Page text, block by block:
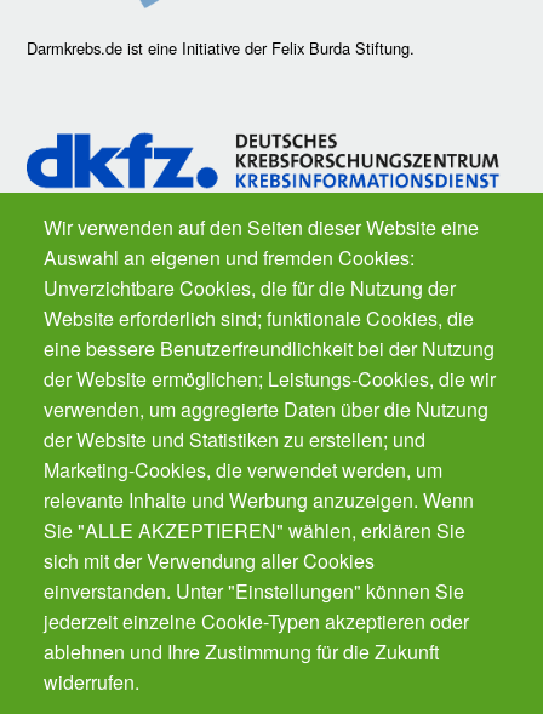
Darmkrebs.de ist eine Initiative der Felix Burda Stiftung.
Wir verwenden auf den Seiten dieser Website eine
Auswahl an eigenen und fremden Cookies:
Unverzichtbare Cookies, die für die Nutzung der
Website erforderlich sind; funktionale Cookies, die
eine bessere Benutzerfreundlichkeit bei der Nutzung
der Website ermöglichen; Leistungs-Cookies, die wir
verwenden, um aggregierte Daten über die Nutzung
der Website und Statistiken zu erstellen; und
Marketing-Cookies, die verwendet werden, um
relevante Inhalte und Werbung anzuzeigen. Wenn
Sie "ALLE AKZEPTIEREN" wählen, erklären Sie
sich mit der Verwendung aller Cookies
einverstanden. Unter "Einstellungen" können Sie
jederzeit einzelne Cookie-Typen akzeptieren oder
ablehnen und Ihre Zustimmung für die Zukunft
widerrufen.
Fragen zu Krebs? DerKrebsinformationsdienstdes Deutschen
Krebsforschungszentrums ist für Sie da. Kostenfrei.
Der Gesundheits-Butler für Ihr Smartphone.
Der automatische Gesundheits-Manager für alle
Präventions-Leistung - von Impfungen, Zahnarzt
bis Krebsvorsorge. Für die ganze Familie.
Gratis!
Cookies verwalten
Kontakt